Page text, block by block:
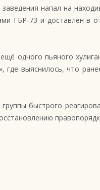
напал на
ГБР-73 и доставлен в
одного пьяного
выяснилось, что
быстрого